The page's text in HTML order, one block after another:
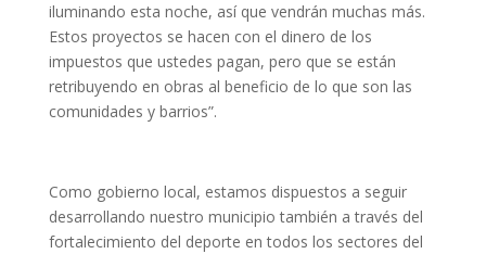
iluminando esta noche, así que vendrán muchas más.
Estos proyectos se hacen con el dinero de los
impuestos que ustedes pagan, pero que se están
retribuyendo en obras al beneficio de lo que son las
comunidades y barrios”.
Como gobierno local, estamos dispuestos a seguir
desarrollando nuestro municipio también a través del
fortalecimiento del deporte en todos los sectores del